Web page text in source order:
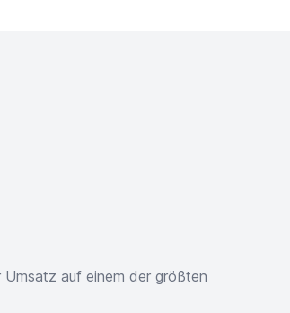
Umsatz auf einem der größten